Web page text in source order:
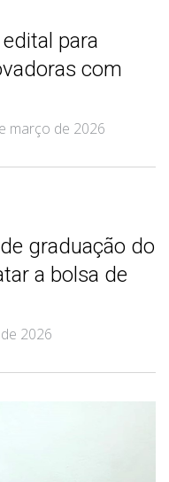
para
com
março de 2026
graduação do
a bolsa de
2026